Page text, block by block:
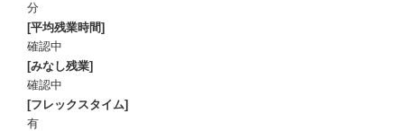
分
[平均残業時間]
確認中
[みなし残業]
確認中
[フレックスタイム]
有